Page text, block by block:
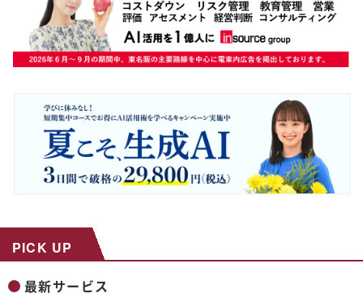
PICK UP
最新サービス